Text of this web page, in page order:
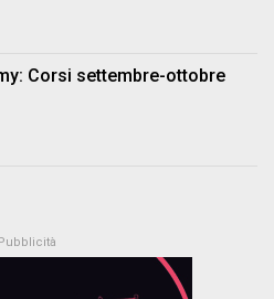
Corsi settembre-ottobre